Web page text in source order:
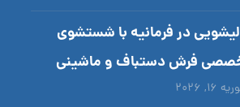
در فرمانیه با شستشوی
فرش دستباف و ماشینی
۱۶, ۲۰۲۶